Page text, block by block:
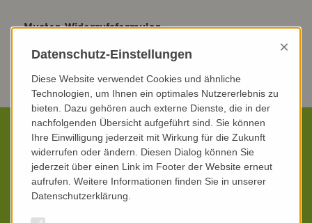
Muster-Widerrufsformular
ZumOnline Widerrufsformular
Wir beraten Sie persönlich
Wenn Sie sich für dasbiovid-Konzeptoder einzelne
biovid-Produkteinteressieren, empfehlen wir Ihnen
eine kurze, aber ausführliche Beratung durch einen
Datenschutz-Einstellungen ×
Diese Website verwendet Cookies und ähnliche
Technologien, um Ihnen ein optimales Nutzererlebnis zu
bieten. Dazu gehören auch externe Dienste, die in der
nachfolgenden Übersicht aufgeführt sind. Sie können
Ihre Einwilligung jederzeit mit Wirkung für die Zukunft
widerrufen oder ändern. Diesen Dialog können Sie
jederzeit über einen Link im Footer der Website erneut
aufrufen. Weitere Informationen finden Sie in unserer
Datenschutzerklärung.